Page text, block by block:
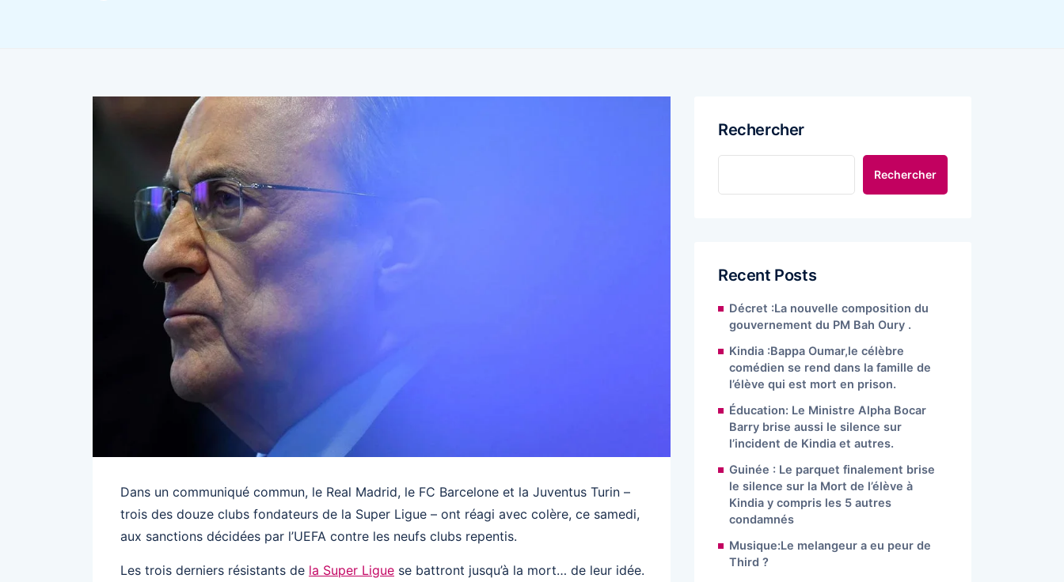
Dans un communiqué commun, le Real Madrid, le FC Barcelone et la Juventus Turin –
trois des douze clubs fondateurs de la Super Ligue – ont réagi avec colère, ce samedi,
aux sanctions décidées par l’UEFA contre les neufs clubs repentis.
Les trois derniers résistants de la Super Ligue se battront jusqu’à la mort… de leur idée.
Rechercher
Rechercher
Recent Posts
Décret :La nouvelle composition du
gouvernement du PM Bah Oury .
Kindia :Bappa Oumar,le célèbre
comédien se rend dans la famille de
l’élève qui est mort en prison.
Éducation: Le Ministre Alpha Bocar
Barry brise aussi le silence sur
l’incident de Kindia et autres.
Guinée : Le parquet finalement brise
le silence sur la Mort de l’élève à
Kindia y compris les 5 autres
condamnés
Musique:Le melangeur a eu peur de
Third ?